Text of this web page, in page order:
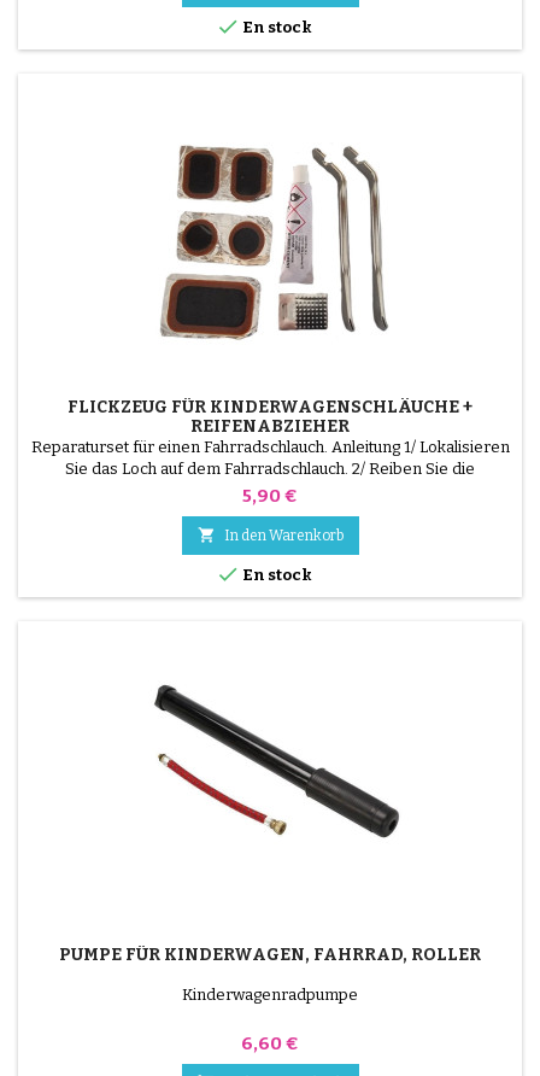
 En stock
FLICKZEUG FÜR KINDERWAGENSCHLÄUCHE +
REIFENABZIEHER
Reparaturset für einen Fahrradschlauch. Anleitung 1/ Lokalisieren
Sie das Loch auf dem Fahrradschlauch. 2/ Reiben Sie die
Oberfläche, die den Flicken aufnehmen soll, mit dem
die Oberfläche. 4/ Verteilen Sie den Klebstoff gleichmäßig um das
Loch herum. 5/ Warten Sie etwa 1 Minute, bis der...
Preis
5,90 €
 In den Warenkorb
 En stock
PUMPE FÜR KINDERWAGEN, FAHRRAD, ROLLER
Kinderwagenradpumpe
Preis
6,60 €